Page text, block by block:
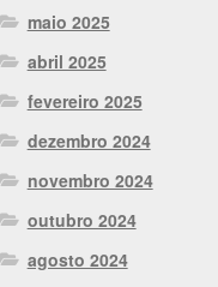
maio 2025
abril 2025
fevereiro 2025
dezembro 2024
novembro 2024
outubro 2024
agosto 2024